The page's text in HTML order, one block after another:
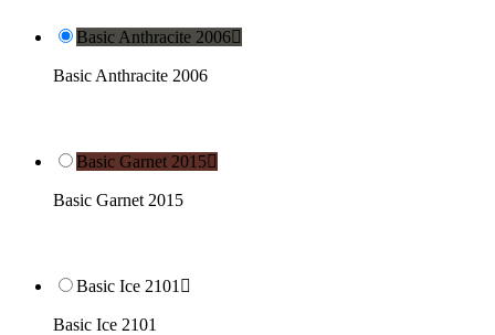
Basic Anthracite 2006
Basic Anthracite 2006
Basic Garnet 2015
Basic Garnet 2015
Basic Ice 2101 
Basic Ice 2101